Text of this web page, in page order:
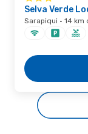
Selva Verde
Sarapiqui · 14